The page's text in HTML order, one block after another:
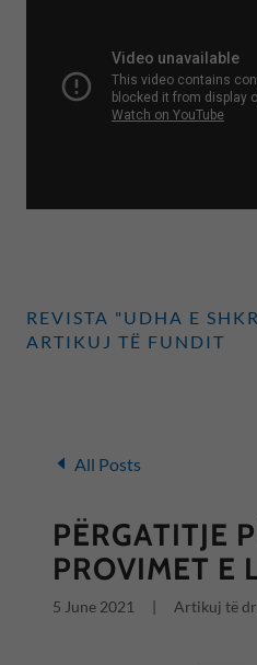
REVISTA "UDHA E
ARTIKUJ TË FUNDIT
All Posts
PËRGATITJE
PROVIMET E
5 June 2021 | Artikuj të